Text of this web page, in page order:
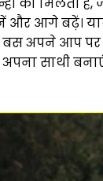
और आगे बढ़ें।
बस अपने आप
अपना साथी